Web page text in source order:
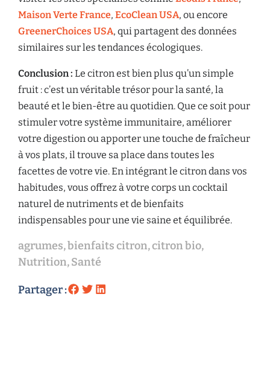
Maison Verte France, EcoClean USA, ou encore
GreenerChoices USA, qui partagent des données
similaires sur les tendances écologiques.
Conclusion : Le citron est bien plus qu’un simple
fruit : c’est un véritable trésor pour la santé, la
beauté et le bien-être au quotidien. Que ce soit pour
stimuler votre système immunitaire, améliorer
votre digestion ou apporter une touche de fraîcheur
à vos plats, il trouve sa place dans toutes les
facettes de votre vie. En intégrant le citron dans vos
habitudes, vous offrez à votre corps un cocktail
naturel de nutriments et de bienfaits
indispensables pour une vie saine et équilibrée.
agrumes,bienfaits citron,citron bio,
Nutrition,Santé
Partager :